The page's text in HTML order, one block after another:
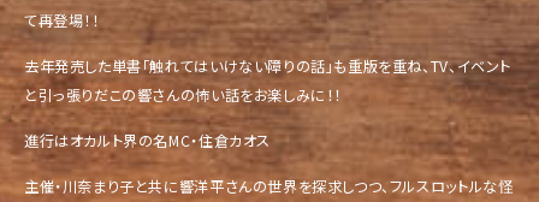
て再登場！！
去年発売した単書「触れてはいけない障りの話」も重版を重ね、TV、イベント
と引っ張りだこの響さんの怖い話をお楽しみに！！
進行はオカルト界の名MC・住倉カオス
主催・川奈まり子と共に響洋平さんの世界を探求しつつ、フルスロットルな怪